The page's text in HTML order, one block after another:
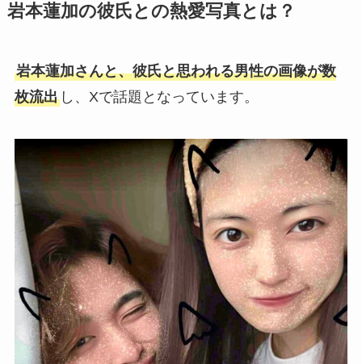
岩本蓮加の彼氏との熱愛写真とは？
岩本蓮加さんと、彼氏と思われる男性の画像が数
枚流出し、Xで話題となっています。